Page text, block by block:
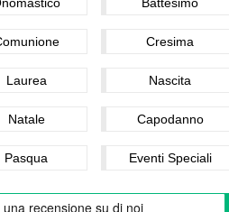
Cresima
Laurea Nascita
Natale Capodanno
Pasqua Eventi Speciali